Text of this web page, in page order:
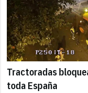
Tractoradas
toda España